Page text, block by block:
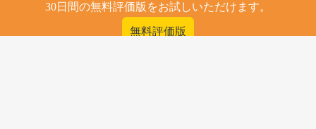
30日間の無料評価版をお試しいただけます。
無料評価版